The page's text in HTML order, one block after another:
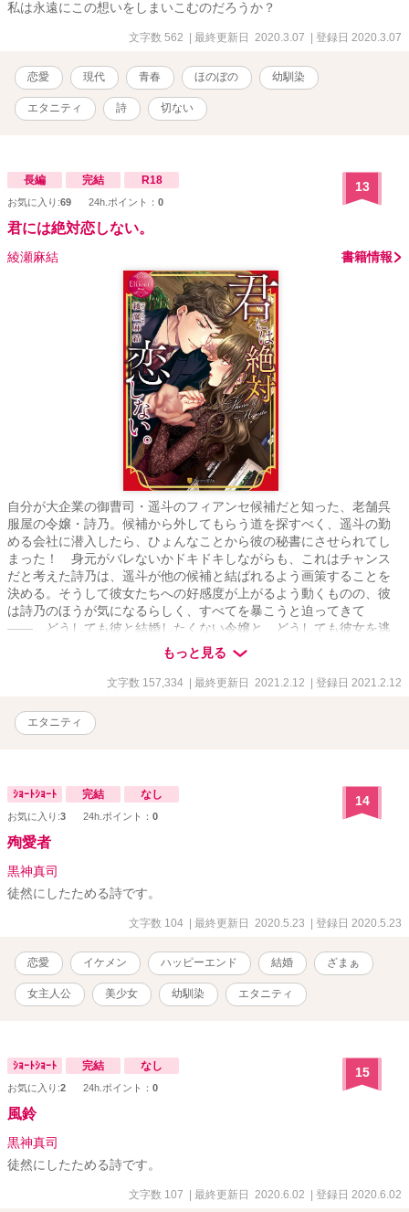
私は永遠にこの想いをしまいこむのだろうか？
文字数 562 | 最終更新日 2020.3.07 | 登録日 2020.3.07
恋愛 現代 青春 ほのぼの 幼馴染
エタニティ 詩 切ない
長編 完結 R18
お気に入り:69 24h.ポイント： 0
13
君には絶対恋しない。
綾瀬麻結 書籍情報
自分が大企業の御曹司・遥斗のフィアンセ候補だと知った、老舗呉
服屋の令嬢・詩乃。候補から外してもらう道を探すべく、遥斗の勤
める会社に潜入したら、ひょんなことから彼の秘書にさせられてし
まった！ 身元がバレないかドキドキしながらも、これはチャンス
だと考えた詩乃は、遥斗が他の候補と結ばれるよう画策することを
決める。そうして彼女たちへの好感度が上がるよう動くものの、彼
は詩乃のほうが気になるらしく、すべてを暴こうと迫ってきて
――。どうしても彼と結婚したくない令嬢と、どうしても彼女を逃
したくない御曹司の駆け引きラブ！
もっと見る
文字数 157,334 | 最終更新日 2021.2.12 | 登録日 2021.2.12
エタニティ
ｼｮｰﾄｼｮｰﾄ 完結 なし
お気に入り:3 24h.ポイント： 0
14
殉愛者
黒神真司
徒然にしたためる詩です。
文字数 104 | 最終更新日 2020.5.23 | 登録日 2020.5.23
恋愛 イケメン ハッピーエンド 結婚 ざまぁ
女主人公 美少女 幼馴染 エタニティ
ｼｮｰﾄｼｮｰﾄ 完結 なし
お気に入り:2 24h.ポイント： 0
15
風鈴
黒神真司
徒然にしたためる詩です。
文字数 107 | 最終更新日 2020.6.02 | 登録日 2020.6.02